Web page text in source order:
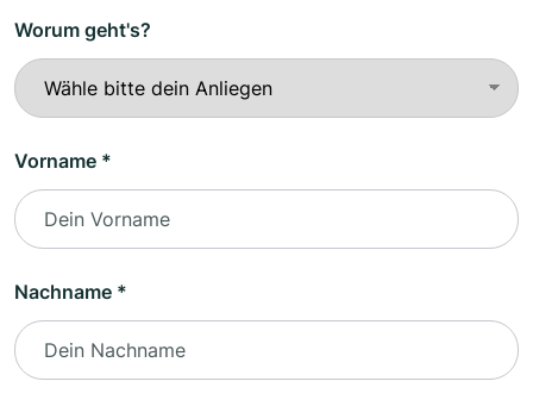
Worum geht's?
Vorname *
Nachname *